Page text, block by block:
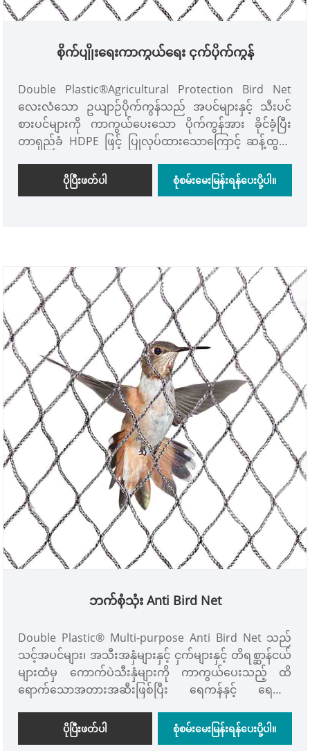
စိုက်ပျိုးရေးကာကွယ်ရေး ငှက်ပိုက်ကွန်
Double Plastic®Agricultural Protection Bird Net
လေးလံသော ဥယျာဉ်ပိုက်ကွန်သည် အပင်များနှင့် သီးပင်
စားပင်များကို ကာကွယ်ပေးသော ပိုက်ကွန်အား ခိုင်ခံ့ပြီး
တာရှည်ခံ HDPE ဖြင့် ပြုလုပ်ထားသောကြောင့် ဆန့်ထွက်
များသည် ငှက်များနှင့် တိရိစ္ဆာန်ငယ်လေးများကို မထိခိုက်
နိုင်ပါ။ ခေါက်ရန် ရာသီနှင့် ပြန်သုံးသည်။ ဥယျာဉ်စိုက်ပျိုး
ပိုပြီးဖတ်ပါ စုံစမ်းမေးမြန်းရန်ပေးပို့ပါ။
ဘက်စုံသုံး Anti Bird Net
Double Plastic® Multi-purpose Anti Bird Net သည်
သင့်အပင်များ၊ အသီးအနှံများနှင့် ငှက်များနှင့် တိရစ္ဆာန်ငယ်
များထံမှ ကောက်ပဲသီးနှံများကို ကာကွယ်ပေးသည့် ထိ
ရောက်သောအတားအဆီးဖြစ်ပြီး ရေကန်နှင့် ရေကန်
ပိုပြီးဖတ်ပါ စုံစမ်းမေးမြန်းရန်ပေးပို့ပါ။